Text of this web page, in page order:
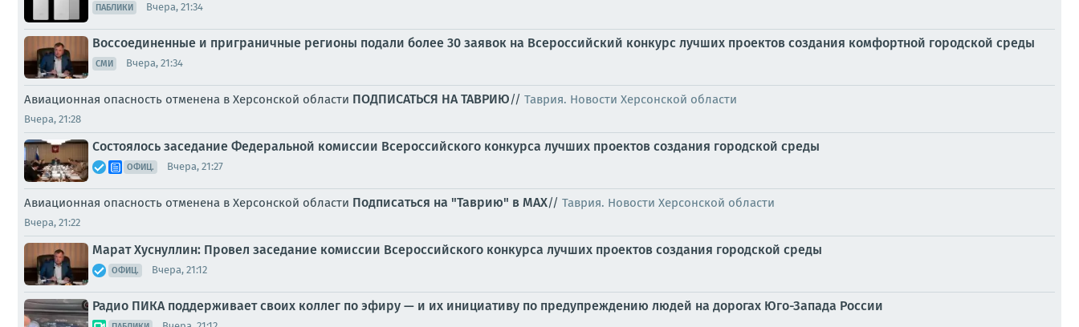
ПАБЛИКИ Вчера, 21:34
Воссоединенные и приграничные регионы подали более 30 заявок на Всероссийский конкурс лучших проектов создания комфортной городской среды
СМИ Вчера, 21:34
Авиационная опасность отменена в Херсонской области ПОДПИСАТЬСЯ НА ТАВРИЮ// Таврия. Новости Херсонской области
Вчера, 21:28
Состоялось заседание Федеральной комиссии Всероссийского конкурса лучших проектов создания городской среды
ОФИЦ. Вчера, 21:27
Авиационная опасность отменена в Херсонской области Подписаться на "Таврию" в MAX// Таврия. Новости Херсонской области
Вчера, 21:22
Марат Хуснуллин: Провел заседание комиссии Всероссийского конкурса лучших проектов создания городской среды
ОФИЦ. Вчера, 21:12
Радио ПИКА поддерживает своих коллег по эфиру — и их инициативу по предупреждению людей на дорогах Юго-Запада России